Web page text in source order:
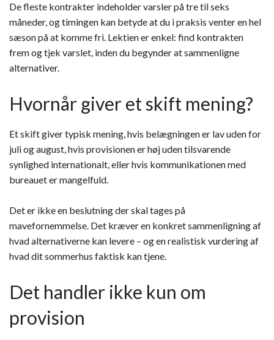
De fleste kontrakter indeholder varsler på tre til seks
måneder, og timingen kan betyde at du i praksis venter en hel
sæson på at komme fri. Lektien er enkel: find kontrakten
frem og tjek varslet, inden du begynder at sammenligne
alternativer.
Hvornår giver et skift mening?
Et skift giver typisk mening, hvis belægningen er lav uden for
juli og august, hvis provisionen er høj uden tilsvarende
synlighed internationalt, eller hvis kommunikationen med
bureauet er mangelfuld.
Det er ikke en beslutning der skal tages på
mavefornemmelse. Det kræver en konkret sammenligning af
hvad alternativerne kan levere – og en realistisk vurdering af
hvad dit sommerhus faktisk kan tjene.
Det handler ikke kun om
provision